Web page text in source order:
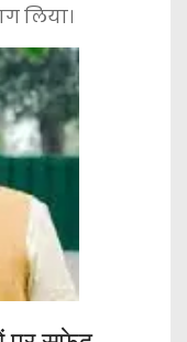
लिया।